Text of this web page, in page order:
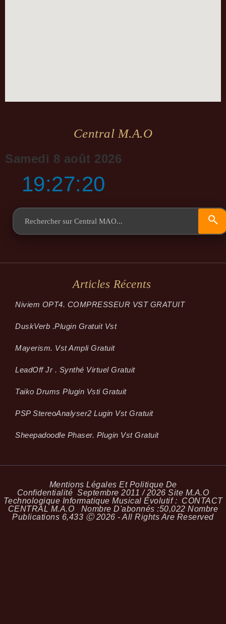
Central M.a.o
Samedi 8 août 2026
19:27:20
Articles Récents
Niviem OPT4. COMPRESSEUR VST GRATUIT
Dusk­Verb .plugin Gratuit Vst
Mayerism. Vst Ampli Gratuit
LeadOff Jr . Synthé Virtuel Gratuit
Taiko Drums Plugin Vsti Gratuit
PSP StereoAnalyser2 Lugin Vst Gratuit
Sheepadoodle Phaser. Plugin Vst Gratuit
Mentions Légales Et Politique De
Confidentialité Septembre 2011 / 2026 Site M.A.O
Technologique Informatique Musical Évolutif : CONTACT
CENTRAL M.A.O Nombre D'abonnés :50,022 Nombre
Publications 6,433 Ⓒ 2026 - All Rights Are Reserved